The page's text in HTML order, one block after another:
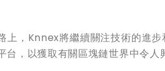
上，Knnex將繼續關注技術的進
台，以獲取有關區塊鏈世界中令